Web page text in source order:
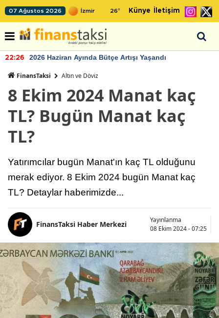
07 Ağustos 2026 26° Künye İletişim
22:26 2026 Haziran Ayında Bütçe Artışı Yaşandı
FinansTaksi Altın ve Döviz
8 Ekim 2024 Manat kaç
TL? Bugün Manat kaç
TL?
Yatırımcılar bugün Manat'ın kaç TL olduğunu
merak ediyor. 8 Ekim 2024 bugün Manat kaç
TL? Detaylar haberimizde...
FinansTaksi Haber Merkezi
Yayınlanma
08 Ekim 2024 - 07:25